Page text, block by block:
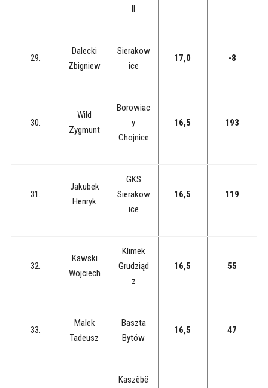
II
29.
Dalecki
Zbigniew
Sierakow
ice
17,0 -8
30.
Wild
Zygmunt
Borowiac
y
Chojnice
16,5 193
31.
Jakubek
Henryk
GKS
Sierakow
ice
16,5 119
32.
Kawski
Wojciech
Klimek
Grudziąd
z
16,5 55
33.
Malek
Tadeusz
Baszta
Bytów
16,5 47
Kaszëbë